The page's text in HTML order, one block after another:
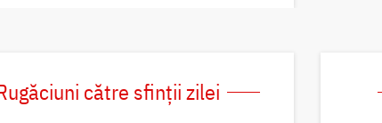
către sfinții zilei